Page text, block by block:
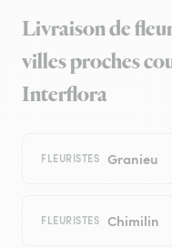
Livraison de
villes proches
Interflora
FLEURISTES Granieu
FLEURISTES Chimilin